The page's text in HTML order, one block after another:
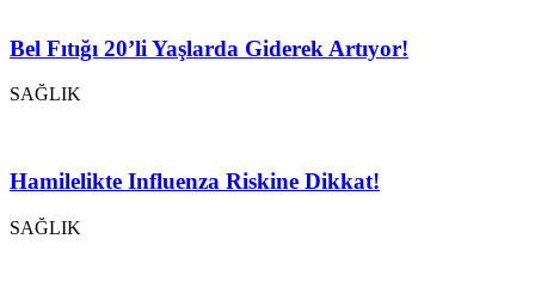
Bel Fıtığı 20’li Yaşlarda Giderek Artıyor!
SAĞLIK
Hamilelikte Influenza Riskine Dikkat!
SAĞLIK